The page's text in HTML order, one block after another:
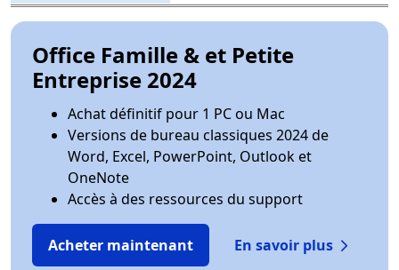
Office Famille & et Petite
Entreprise 2024
Achat définitif pour 1 PC ou Mac
Versions de bureau classiques 2024 de
Word, Excel, PowerPoint, Outlook et
OneNote
Accès à des ressources du support
Acheter maintenant En savoir plus